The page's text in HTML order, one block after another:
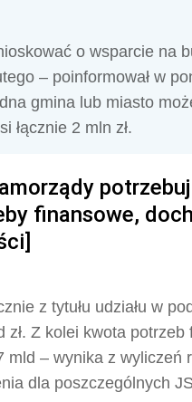
o wsparcie na
– poinformował w
gmina lub miasto
łącznie 2 mln zł.
finansowe,
z tytułu udziału w
zł. Z kolei kwota
– wynika z wyliczeń
dla poszczególnych